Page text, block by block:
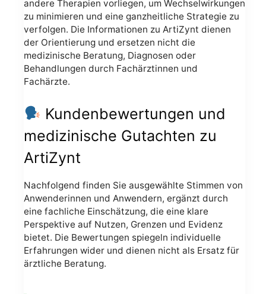
andere Therapien vorliegen, um Wechselwirkungen
zu minimieren und eine ganzheitliche Strategie zu
verfolgen. Die Informationen zu ArtiZynt dienen
der Orientierung und ersetzen nicht die
medizinische Beratung, Diagnosen oder
Behandlungen durch Fachärztinnen und
Fachärzte.
Kundenbewertungen und
medizinische Gutachten zu
ArtiZynt
Nachfolgend finden Sie ausgewählte Stimmen von
Anwenderinnen und Anwendern, ergänzt durch
eine fachliche Einschätzung, die eine klare
Perspektive auf Nutzen, Grenzen und Evidenz
bietet. Die Bewertungen spiegeln individuelle
Erfahrungen wider und dienen nicht als Ersatz für
ärztliche Beratung.